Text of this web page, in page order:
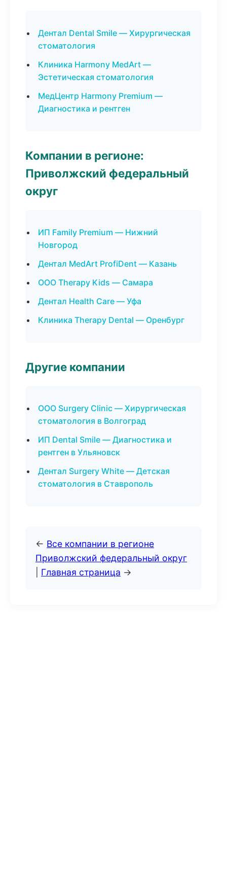
Дентал Dental Smile — Хирургическая
стоматология
Клиника Harmony MedArt —
Эстетическая стоматология
МедЦентр Harmony Premium —
Диагностика и рентген
Компании в регионе:
Приволжский федеральный
округ
ИП Family Premium — Нижний
Новгород
Дентал MedArt ProfiDent — Казань
ООО Therapy Kids — Самара
Дентал Health Care — Уфа
Клиника Therapy Dental — Оренбург
Другие компании
ООО Surgery Clinic — Хирургическая
стоматология в Волгоград
ИП Dental Smile — Диагностика и
рентген в Ульяновск
Дентал Surgery White — Детская
стоматология в Ставрополь
← Все компании в регионе
Приволжский федеральный округ
Главная страница →